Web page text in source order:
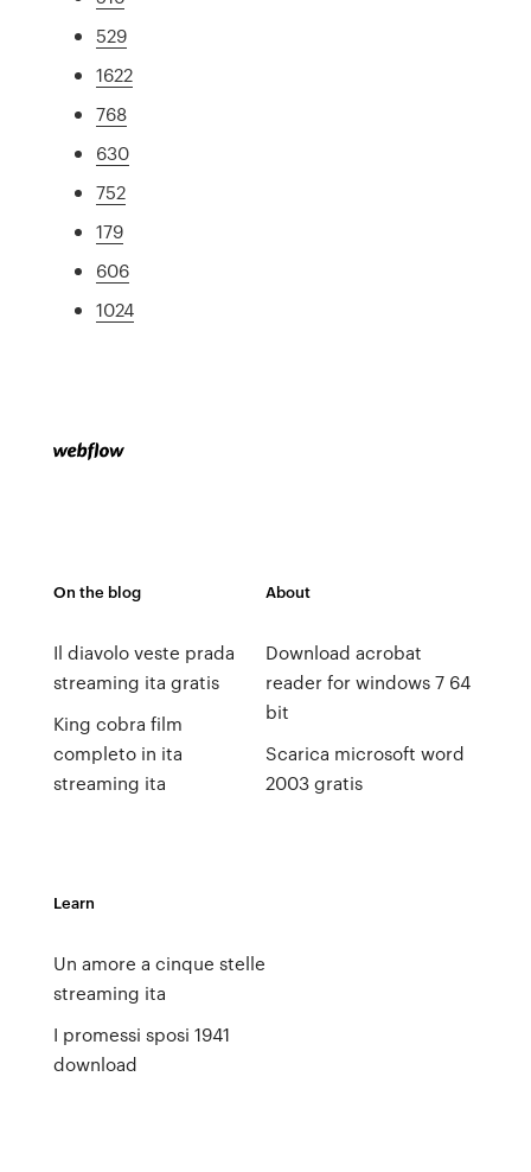
529
1622
768
630
752
179
606
1024
On the blog
Il diavolo veste prada
streaming ita gratis
King cobra film
completo in ita
streaming ita
About
Download acrobat
reader for windows 7 64
bit
Scarica microsoft word
2003 gratis
Learn
Un amore a cinque stelle
streaming ita
I promessi sposi 1941
download